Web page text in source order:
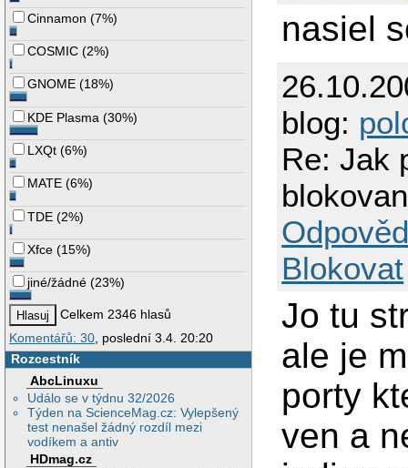
Cinnamon (7%)
COSMIC (2%)
GNOME (18%)
KDE Plasma (30%)
LXQt (6%)
MATE (6%)
TDE (2%)
Xfce (15%)
jiné/žádné (23%)
Celkem 2346 hlasů
Komentářů: 30 , poslední 3.4. 20:20
Rozcestník
AbcLinuxu
Událo se v týdnu 32/2026
Týden na ScienceMag.cz: Vylepšený
test nenašel žádný rozdíl mezi
vodíkem a antiv
HDmag.cz
nasiel
blog:
Re: Jak
Blokovat
Jo tu
ale je
porty
ven a